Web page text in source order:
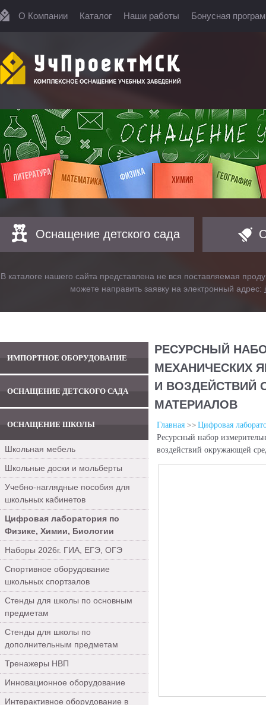
О Компании Каталог Наши работы Бонусная
Оснащение детского сада
В каталоге нашего сайта представлена не вся поставляемая
можете направить заявку на электронный адрес:
ИМПОРТНОЕ ОБОРУДОВАНИЕ
ОСНАЩЕНИЕ ДЕТСКОГО САДА
ОСНАЩЕНИЕ ШКОЛЫ
Школьная мебель
Школьные доски и мольберты
Учебно-наглядные пособия для
школьных кабинетов
Цифровая лаборатория по
Физике, Химии, Биологии
Наборы 2026г. ГИА, ЕГЭ, ОГЭ
Спортивное оборудование
школьных спортзалов
Стенды для школы по основным
предметам
Стенды для школы по
дополнительным предметам
Тренажеры НВП
Инновационное оборудование
Интерактивное оборудование в
РЕСУРСНЫЙ
МЕХАНИЧЕСКИХ
И ВОЗДЕЙСТВИЙ
МАТЕРИАЛОВ
Главная
Цифровая
Ресурсный набор
воздействий окружающей